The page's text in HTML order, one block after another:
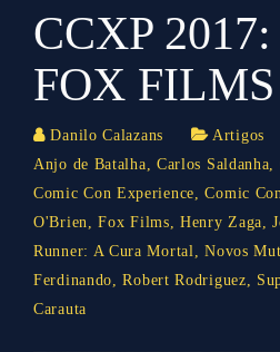
CCXP
FOX FILMS
Danilo Calazans Artigos
Anjo de Batalha, Carlos Saldanha,
Comic Con Experience,Comic
O'Brien,Fox Films,Henry Zaga,
Runner: A Cura Mortal,Novos
Ferdinando,Robert Rodriguez,
Carauta